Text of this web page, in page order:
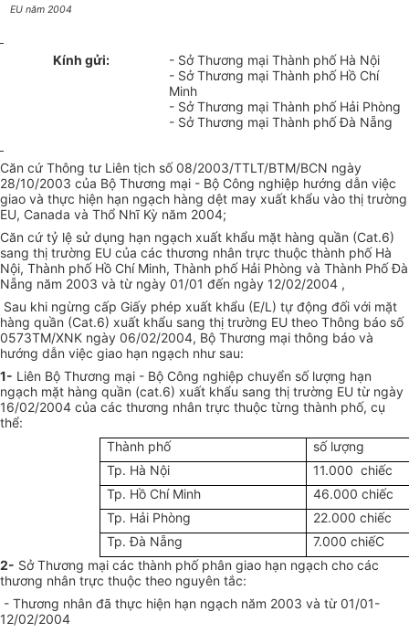
EU năm 2004
Kính gửi:
- Sở Thương mại Thành phố Hà Nội
- Sở Thương mại Thành phố Hồ Chí
Minh
- Sở Thương mại Thành phố Hải Phòng
- Sở Thương mại Thành phố Đà Nẵng
Căn cứ Thông tư Liên tịch số 08/2003/TTLT/BTM/BCN ngày
28/10/2003 của Bộ Thương mại - Bộ Công nghiệp hướng dẫn việc
giao và thực hiện hạn ngạch hàng dệt may xuất khẩu vào thị trường
EU, Canada và Thổ Nhĩ Kỳ năm 2004;
Căn cứ tỷ lệ sử dụng hạn ngạch xuất khẩu mặt hàng quần (Cat.6)
sang thị trường EU của các thương nhân trực thuộc thành phố Hà
Nội, Thành phố Hồ Chí Minh, Thành phố Hải Phòng và Thành Phố Đà
Nẵng năm 2003 và từ ngày 01/01 đến ngày 12/02/2004 ,
Sau khi ngừng cấp Giấy phép xuất khẩu (E/L) tự động đối với mặt
hàng quần (Cat.6) xuất khẩu sang thị trường EU theo Thông báo số
0573TM/XNK ngày 06/02/2004, Bộ Thương mại thông báo và
hướng dẫn việc giao hạn ngạch như sau:
1- Liên Bộ Thương mại - Bộ Công nghiệp chuyển số lượng hạn
ngạch mặt hàng quần (cat.6) xuất khẩu sang thị trường EU từ ngày
16/02/2004 của các thương nhân trực thuộc từng thành phố, cụ
thể:
Thành phố
số lượng
Tp. Hà Nội
11.000 chiếc
Tp. Hồ Chí Minh
46.000 chiếc
Tp. Hải Phòng
22.000 chiếc
Tp. Đà Nẵng
7.000 chiếC
2- Sở Thương mại các thành phố phân giao hạn ngạch cho các
thương nhân trực thuộc theo nguyên tắc:
- Thương nhân đã thực hiện hạn ngạch năm 2003 và từ 01/01-
12/02/2004